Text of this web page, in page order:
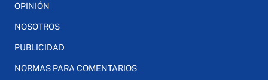
OPINIÓN
NOSOTROS
PUBLICIDAD
NORMAS PARA COMENTARIOS